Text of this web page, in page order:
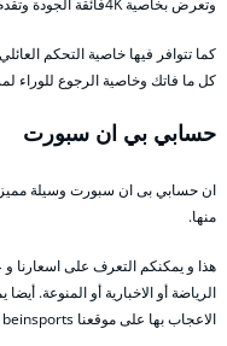
كل ما فاتك وخاصية الرجوع للوراء
حسابي بي ان سبورت
ان حسابي بى ان سبورت وسيلة
منها.
الرياضة أو الاخبارية أو المنوعة.
الاعجاب بها على موقعنا beinsports اشتراك بي ان سبورت الكويت اونلاين.